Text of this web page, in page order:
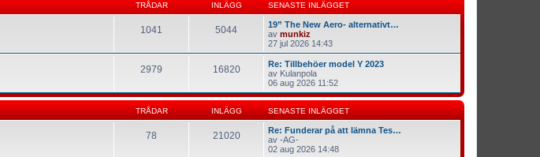
TRÅDAR INLÄGG SENASTE INLÄGGET
1041 5044
19” The New Aero- alternativt…
av munkiz
27 jul 2026 14:43
2979 16820
Re: Tillbehöer model Y 2023
av Kulanpola
06 aug 2026 11:52
TRÅDAR INLÄGG SENASTE INLÄGGET
78 21020
Re: Funderar på att lämna Tes…
av -AG-
02 aug 2026 14:48